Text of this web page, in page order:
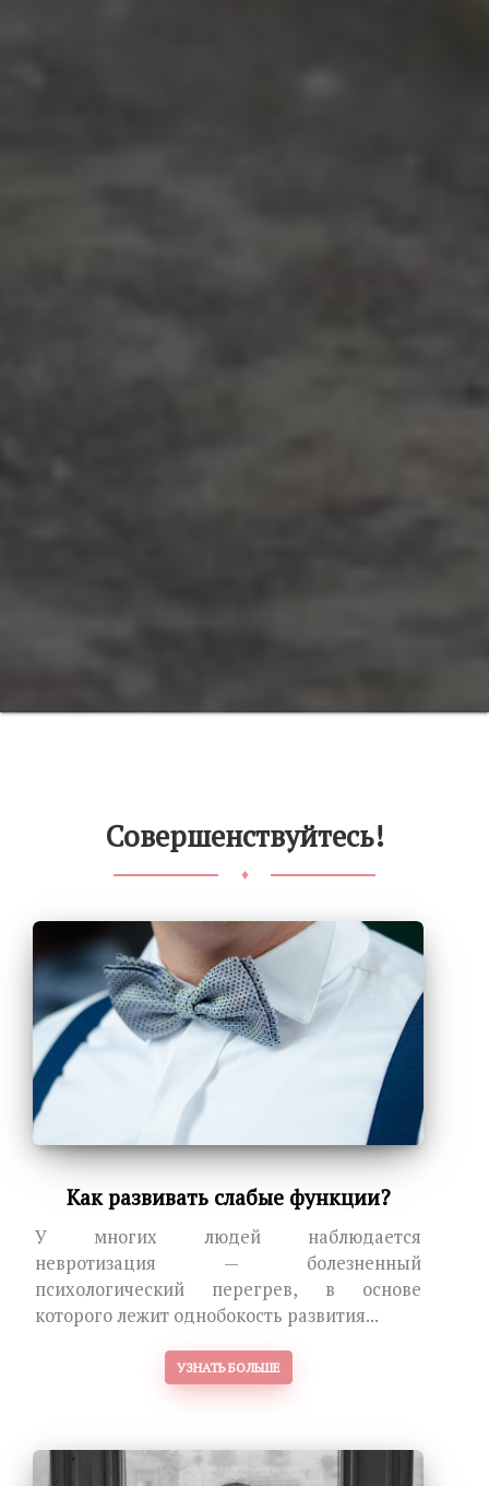
Совершенствуйтесь!
♦
Как развивать слабые функции?
У многих людей наблюдается
невротизация — болезненный
психологический перегрев, в основе
которого лежит однобокость развития...
УЗНАТЬ БОЛЬШЕ